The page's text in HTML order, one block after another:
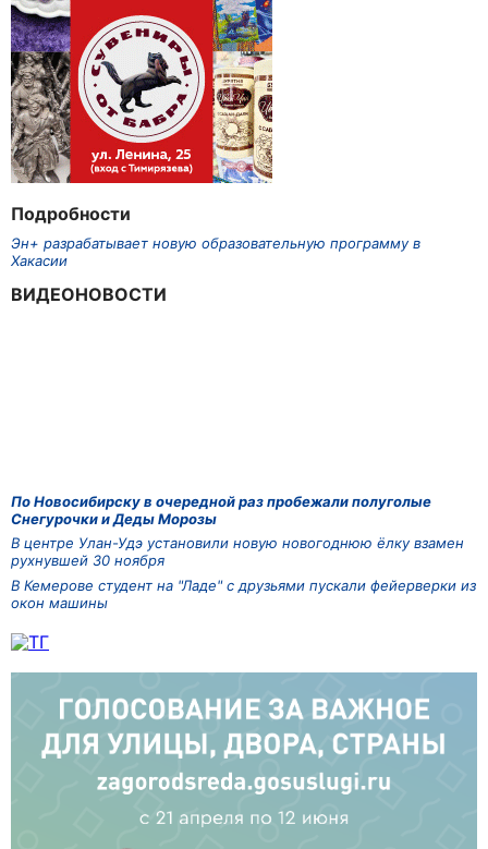
Подробности
Эн+ разрабатывает новую образовательную программу в
Хакасии
ВИДЕОНОВОСТИ
По Новосибирску в очередной раз пробежали полуголые
Снегурочки и Деды Морозы
В центре Улан-Удэ установили новую новогоднюю ёлку взамен
рухнувшей 30 ноября
В Кемерове студент на "Ладе" с друзьями пускали фейерверки из
окон машины